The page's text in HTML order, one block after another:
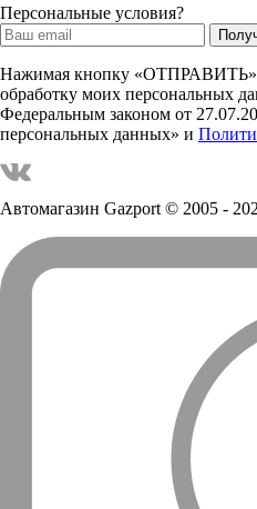
Персональные условия?
Нажимая кнопку «ОТПРАВИТЬ»,
обработку моих персональных
Федеральным законом от
персональных данных» и
Автомагазин Gazport© 2005 -